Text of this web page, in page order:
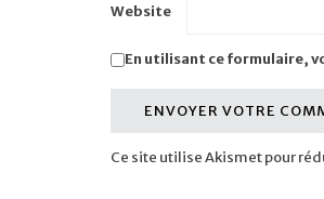
Website
En utilisant ce formulaire,
Ce site utilise Akismet pour